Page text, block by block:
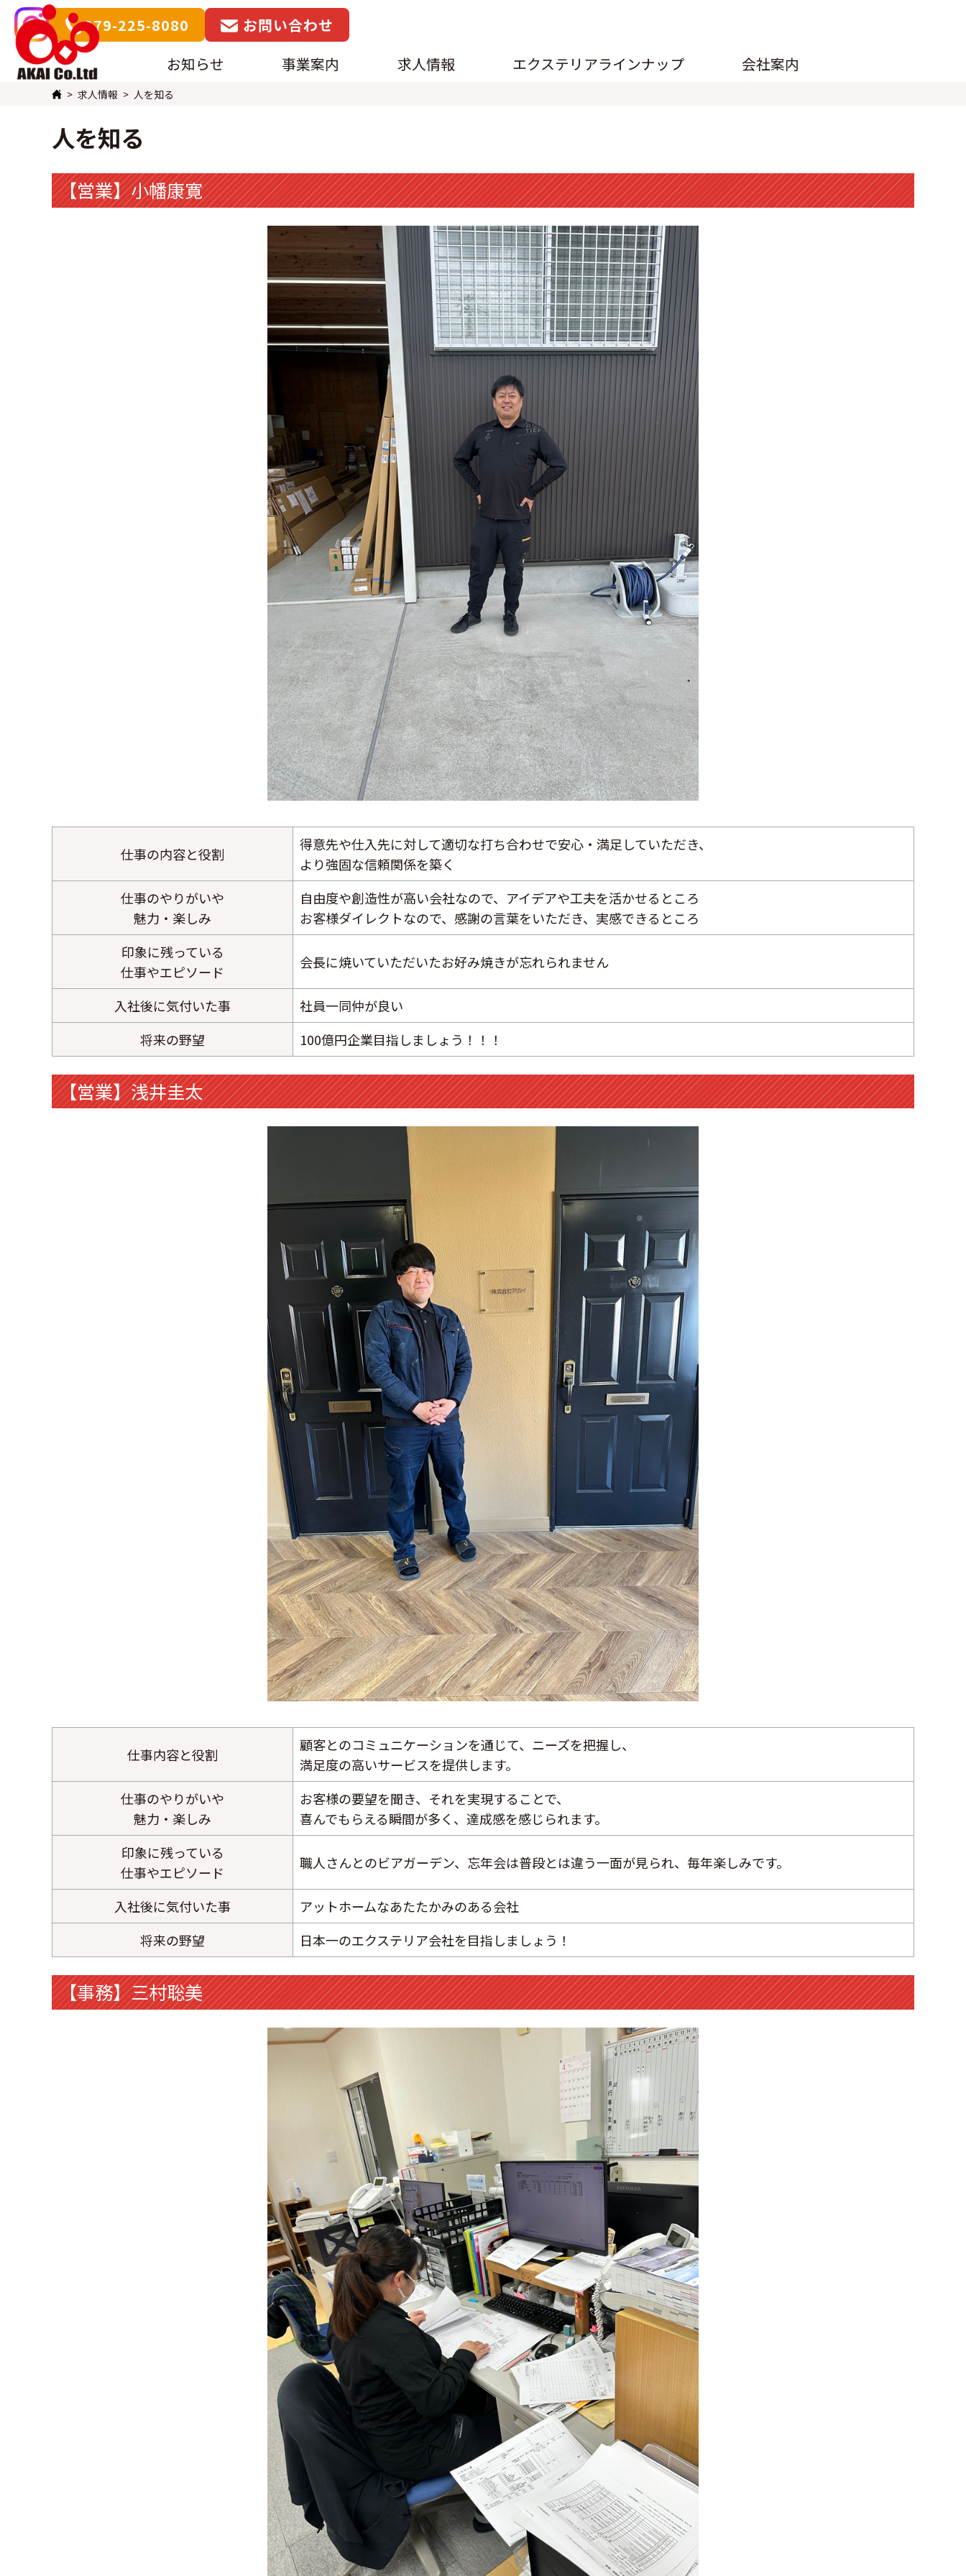
079-225-8080
お問い合わせ
お知らせ
事業案内 求人情報 エクステリアラインナップ 会社案内
求人情報 人を知る
人を知る
【営業】小幡康寛
仕事の内容と役割
得意先や仕入先に対して適切な打ち合わせで安心・満足していただき、
より強固な信頼関係を築く
仕事のやりがいや
魅力・楽しみ
自由度や創造性が高い会社なので、アイデアや工夫を活かせるところ
お客様ダイレクトなので、感謝の言葉をいただき、実感できるところ
印象に残っている
仕事やエピソード
会長に焼いていただいたお好み焼きが忘れられません
入社後に気付いた事
社員一同仲が良い
将来の野望
100億円企業目指しましょう！！！
【営業】浅井圭太
仕事内容と役割
顧客とのコミュニケーションを通じて、ニーズを把握し、
満足度の高いサービスを提供します。
仕事のやりがいや
魅力・楽しみ
お客様の要望を聞き、それを実現することで、
喜んでもらえる瞬間が多く、達成感を感じられます。
印象に残っている
仕事やエピソード
職人さんとのビアガーデン、忘年会は普段とは違う一面が見られ、毎年楽しみです。
入社後に気付いた事
アットホームなあたたかみのある会社
将来の野望
日本一のエクステリア会社を目指しましょう！
【事務】三村聡美